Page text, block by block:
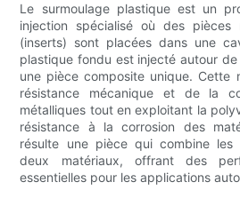
Le surmoulage plastique est un
injection spécialisé où des pièces
(inserts) sont placées dans une
plastique fondu est injecté autour
une pièce composite unique. Cette
résistance mécanique et de la
métalliques tout en exploitant la
résistance à la corrosion des
résulte une pièce qui combine les
deux matériaux, offrant des
essentielles pour les applications